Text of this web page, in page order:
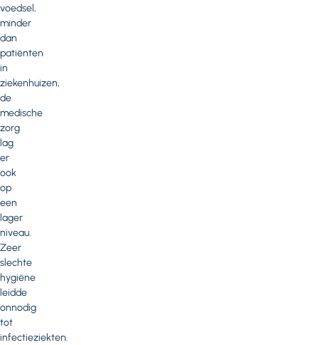
voedsel,
minder
dan
patiënten
in
ziekenhuizen,
de
medische
zorg
lag
er
ook
op
een
lager
niveau.
Zeer
slechte
hygiëne
leidde
onnodig
tot
infectieziekten.